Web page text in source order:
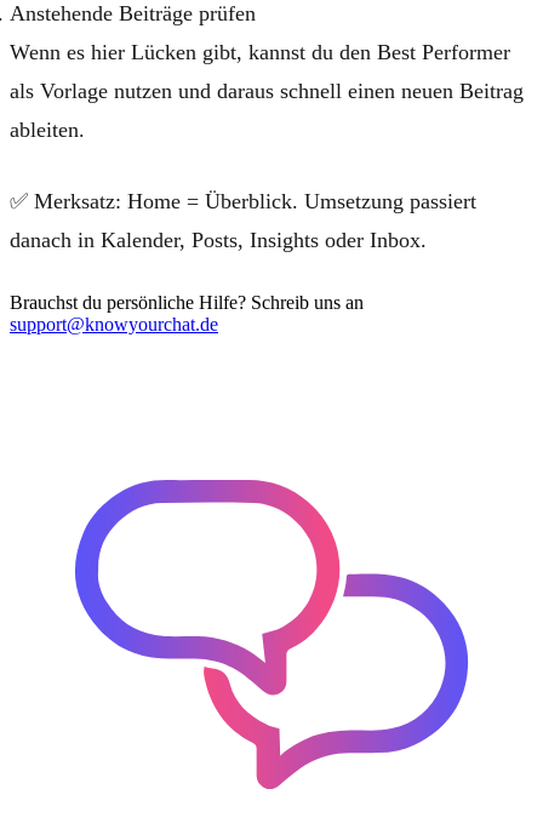
Anstehende Beiträge prüfen
Wenn es hier Lücken gibt, kannst du den Best Performer
als Vorlage nutzen und daraus schnell einen neuen Beitrag
ableiten.
✅ Merksatz: Home = Überblick. Umsetzung passiert
danach in Kalender, Posts, Insights oder Inbox.
Brauchst du persönliche Hilfe? Schreib uns an
support@knowyourchat.de